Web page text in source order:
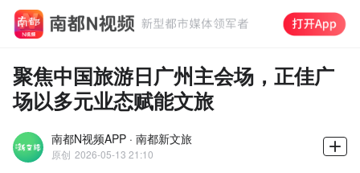
​聚焦中国旅游日广州主会场，正佳广
场以多元业态赋能文旅
南都N视频APP · 南都新文旅
原创 2026-05-13 21:10